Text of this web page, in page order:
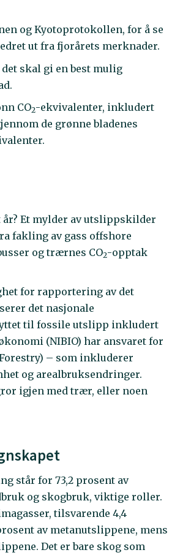
og Kyotoprotokollen, for å se
ut fra fjorårets merknader.
skal gi en best mulig
CO2-ekvivalenter, inkludert
de grønne bladenes
Et mylder av utslippskilder
fakling av gass offshore
og trærnes CO2-opptak
for rapportering av det
det nasjonale
til fossile utslipp inkludert
(NIBIO) har ansvaret for
Forestry) – som inkluderer
og arealbruksendringer.
igjen med trær, eller noen
står for 73,2 prosent av
og skogbruk, viktige roller.
tilsvarende 4,4
av metanutslippene, mens
Det er bare skog som